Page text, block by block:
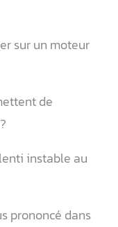
sur un moteur
de
instable au
prononcé dans